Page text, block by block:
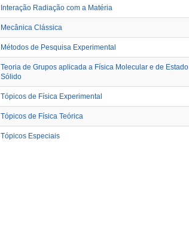
Interação Radiação com a Matéria
Mecânica Clássica
Métodos de Pesquisa Experimental
Teoria de Grupos aplicada a Física Molecular e de Estado
Sólido
Tópicos de Física Experimental
Tópicos de Física Teórica
Tópicos Especiais